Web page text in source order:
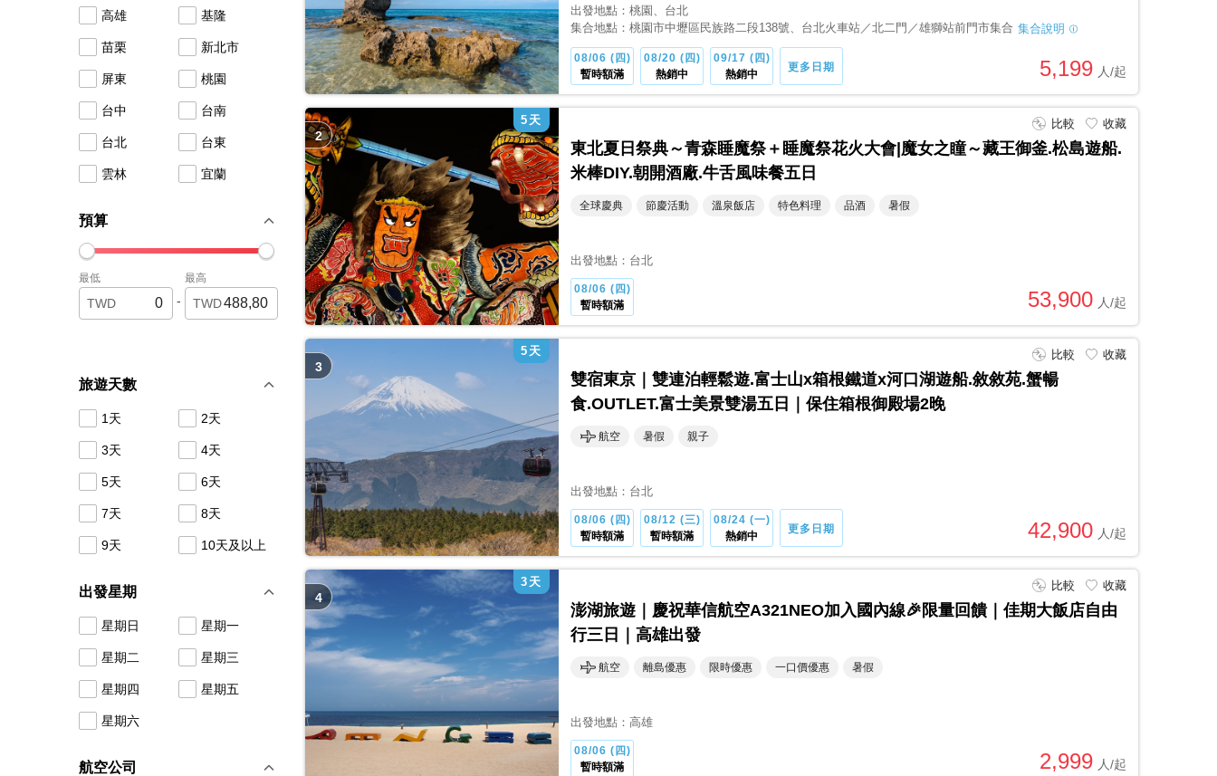
高雄 基隆
苗栗 新北市
屏東 桃園
台中 台南
台北 台東
雲林 宜蘭
預算
最低
TWD -
最高
TWD
旅遊天數
1天 2天
3天 4天
5天 6天
7天 8天
9天 10天及以上
出發星期
星期日 星期一
星期二 星期三
星期四 星期五
星期六
航空公司
出發地點： 桃園 、台北
集合地點： 桃園市中壢區民族路二段138號、台北火車站／北二門／雄獅站前門市集合 集合說明
08/06 (四)
暫時額滿
08/20 (四)
熱銷中
09/17 (四)
熱銷中
更多日期 5,199
2
5 天 比較 收藏
東北夏日祭典～青森睡魔祭＋睡魔祭花火大會|魔女之瞳～藏王御釜.松島遊船.
米棒DIY.朝開酒廠.牛舌風味餐五日
全球慶典 節慶活動 溫泉飯店 特色料理 品酒 暑假
出發地點： 台北
08/06 (四)
暫時額滿
53,900
3
5 天 比較 收藏
雙宿東京｜雙連泊輕鬆遊.富士山x箱根鐵道x河口湖遊船.敘敘苑.蟹暢
食.OUTLET.富士美景雙湯五日｜保住箱根御殿場2晚
航空 暑假 親子
出發地點： 台北
08/06 (四)
暫時額滿
08/12 (三)
暫時額滿
08/24 (一)
熱銷中
更多日期 42,900
4
3 天 比較 收藏
澎湖旅遊｜慶祝華信航空A321NEO加入國內線🎉限量回饋｜佳期大飯店自由
行三日｜高雄出發
航空 離島優惠 限時優惠 一口價優惠 暑假
出發地點： 高雄
08/06 (四)
暫時額滿
2,999